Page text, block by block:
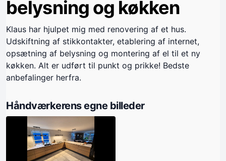
belysning og køkken
Klaus har hjulpet mig med renovering af et hus.
Udskiftning af stikkontakter, etablering af internet,
opsætning af belysning og montering af el til et ny
køkken. Alt er udført til punkt og prikke! Bedste
anbefalinger herfra.
Håndværkerens egne billeder